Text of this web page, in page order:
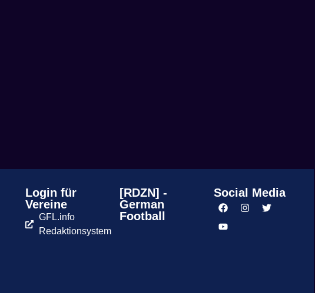
Login für
Vereine
GFL.info
Redaktionsystem
[RDZN] -
German
Football
Social Media